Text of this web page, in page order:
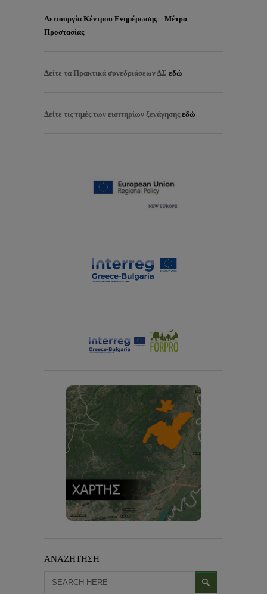
Λειτουργία Κέντρου Ενημέρωσης – Μέτρα
Προστασίας
Δείτε τα Πρακτικά συνεδριάσεων ΔΣ εδώ
Δείτε τις τιμές των εισιτηρίων ξενάγησηςεδώ
ΑΝΑΖΗΤΗΣΗ